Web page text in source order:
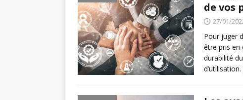
de vos
27/01/
Pour juger
être pris en
durabilité
d’utilisation.